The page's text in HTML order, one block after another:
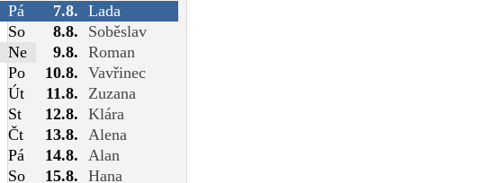
Pá
7.8. Lada
So
8.8.
Soběslav
Ne
9.8. Roman
Po
10.8. Vavřinec
Út
11.8.
Zuzana
St
12.8. Klára
Čt
13.8.
Alena
Pá
14.8.
Alan
So
15.8. Hana